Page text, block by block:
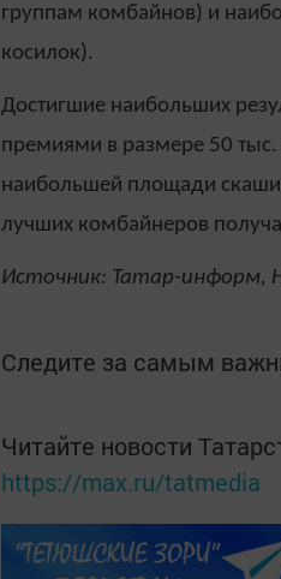
группам комбайнов) и
косилок).
Достигшие наибольших
премиями в размере 50
наибольшей площади
лучших комбайнеров
Источник: Татар-информ,
Следите за самым
Читайте новости
https://max.ru/tatmedia